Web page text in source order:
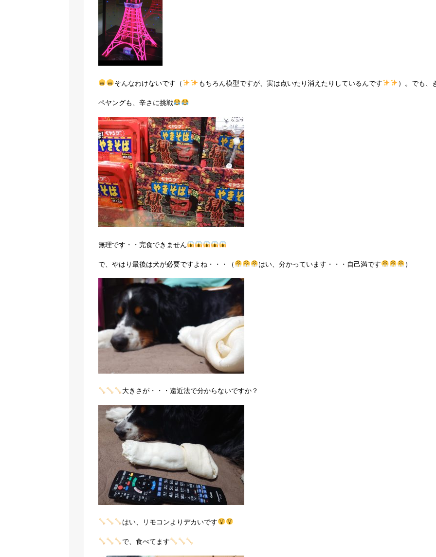
そんなわけないです（ もちろん模型ですが、実は点いたり消えたりしているんです ）。でも、
ペヤングも、辛さに挑戦
無理です・・完食できません
で、やはり最後は犬が必要ですよね・・・（ はい、分かっています・・・自己満です ）
大きさが・・・遠近法で分からないですか？
はい、リモコンよりデカいです
で、食べてます